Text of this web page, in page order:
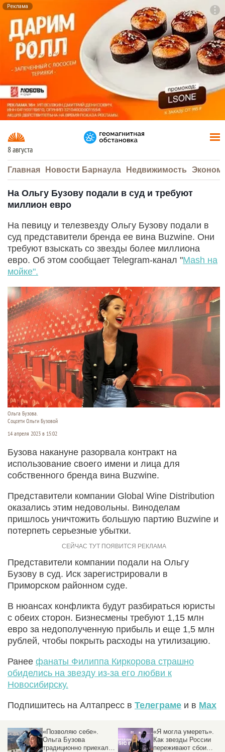
Реклама
8 августа
Главная Новости Барнаула Недвижимость
На Ольгу Бузову подали в суд и требуют
миллион евро
На певицу и телезвезду Ольгу Бузову подали в
суд представители бренда ее вина Buzwine. Они
требуют взыскать со звезды более миллиона
евро. Об этом сообщает Telegram-канал "Mash на
мойке".
Ольга Бузова.
Соцсети Ольги Бузовой
14 апреля 2023 в 15:02
Бузова накануне разорвала контракт на
использование своего имени и лица для
собственного бренда вина Buzwine.
Представители компании Global Wine Distribution
оказались этим недовольны. Виноделам
пришлось уничтожить большую партию Buzwine и
потерпеть серьезные убытки.
Представители компании подали на Ольгу
Бузову в суд. Иск зарегистрировали в
Приморском районном суде.
В нюансах конфликта будут разбираться юристы
с обеих сторон. Бизнесмены требуют 1,15 млн
евро за недополученную прибыль и еще 1,5 млн
рублей, чтобы покрыть расходы на утилизацию.
Ранее фанаты Филиппа Киркорова страшно
обиделись на звезду из-за его любви к
Новосибирску.
Подпишитесь на Алтапресс в Телеграме и в Max
«Позволяю себе».
Ольга Бузова
традиционно приехала
«Я могла умереть».
Как звезды России
переживают сбои